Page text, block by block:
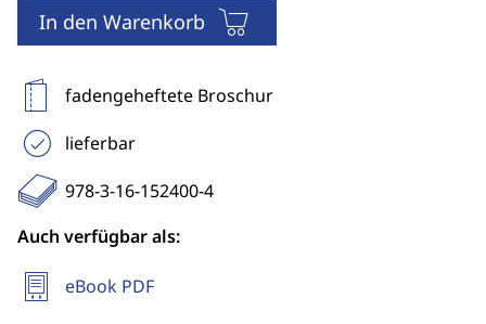
In den Warenkorb
fadengeheftete Broschur
lieferbar
978-3-16-152400-4
Auch verfügbar als:
eBook PDF